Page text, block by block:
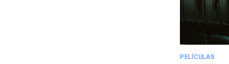
PELÍCULAS